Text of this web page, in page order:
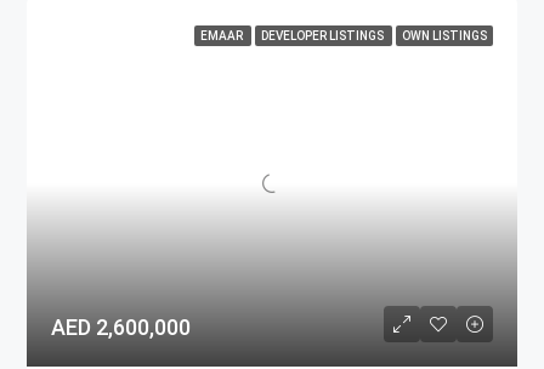
EMAAR DEVELOPER LISTINGS OWN LISTINGS
AED 2,600,000